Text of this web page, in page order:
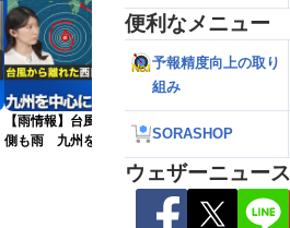
【雨情報】台風から離れた西日本太平洋
側も雨 九州を中心に大雨のおそれ
【熊
台風
便利なメニュー
予報精度向上の取り
組み
SORASHOP
ウェザーニュー